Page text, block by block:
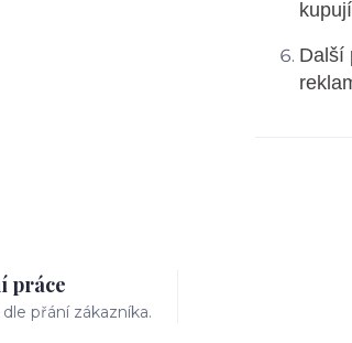
Další
práce
přání zákazníka.